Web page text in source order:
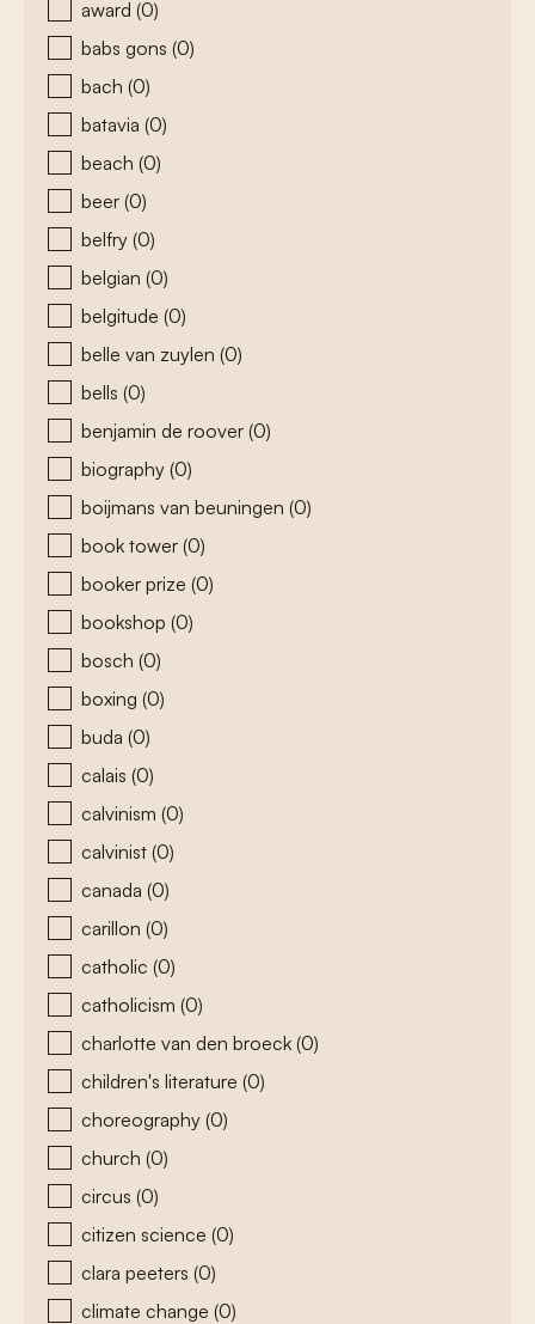
award (0)
babs gons (0)
bach (0)
batavia (0)
beach (0)
beer (0)
belfry (0)
belgian (0)
belgitude (0)
belle van zuylen (0)
bells (0)
benjamin de roover (0)
biography (0)
boijmans van beuningen (0)
book tower (0)
booker prize (0)
bookshop (0)
bosch (0)
boxing (0)
buda (0)
calais (0)
calvinism (0)
calvinist (0)
canada (0)
carillon (0)
catholic (0)
catholicism (0)
charlotte van den broeck (0)
children's literature (0)
choreography (0)
church (0)
circus (0)
citizen science (0)
clara peeters (0)
climate change (0)